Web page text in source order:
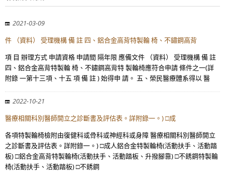
2021-03-09
件 （資料） 受理機構 備 註 四、鋁合金高背特製輪 椅、不鏽鋼高背
項 目 辦理方式 申請資格 申請間 隔年限 應備文件 （資料） 受理機構 備 註
四、鋁合金高背特製輪 椅、不鏽鋼高背特 製輪椅應符合申請 條件之一(詳
附錄 一第十三項、十五 項 備 註 ) 始得申 請。 五、榮民醫療體系得以 醫
2022-10-21
醫療相關科別醫師開立之診斷書及評估表。詳附錄一。) □成
各項特製輪椅檢附由復健科或骨科或神經科或身障 醫療相關科別醫師開立
之診斷書及評估表。詳附錄一。) □成人鋁合金特製輪椅(活動扶手、活動踏
板) □鋁合金高背特製輪椅(活動扶手、活動踏板、升撥腳靠) □不銹鋼特製輪
椅(活動扶手、活動踏板) □不銹鋼